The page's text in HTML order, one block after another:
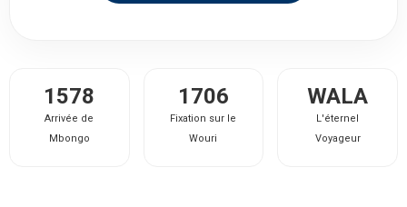
1578
Arrivée de
Mbongo
1706
Fixation sur le
Wouri
WALA
L'éternel
Voyageur